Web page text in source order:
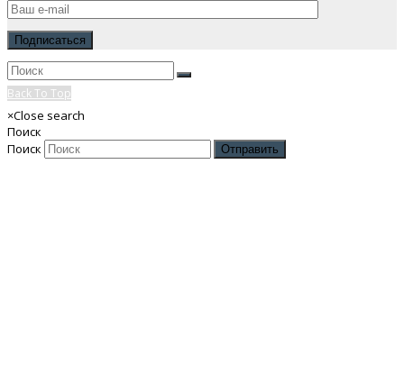
Back To Top
×Close search
Поиск
Поиск
Отправить